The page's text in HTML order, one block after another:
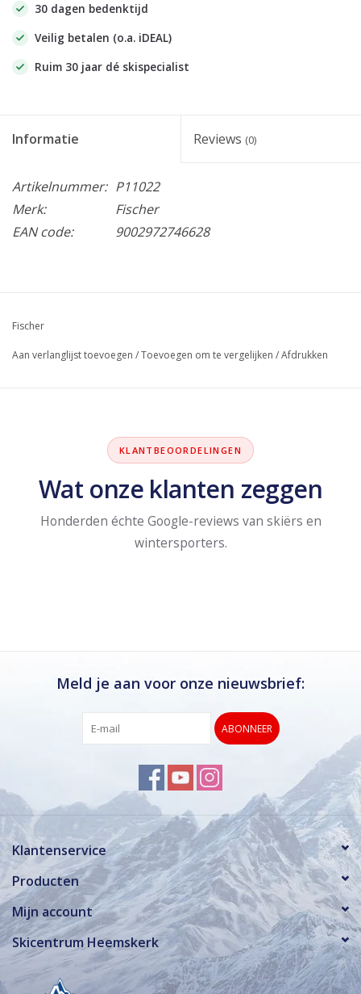
30 dagen bedenktijd
Veilig betalen (o.a. iDEAL)
Ruim 30 jaar dé skispecialist
Informatie Reviews (0)
Artikelnummer: P11022
Merk:
Fischer
EAN code:
9002972746628
Fischer
Aan verlanglijst toevoegen /Toevoegen om te vergelijken /Afdrukken
KLANTBEOORDELINGEN
Wat onze klanten zeggen
Honderden échte Google-reviews van skiërs en
wintersporters.
Meld je aan voor onze nieuwsbrief:
ABONNEER
Klantenservice
Producten
Mijn account
Skicentrum Heemskerk